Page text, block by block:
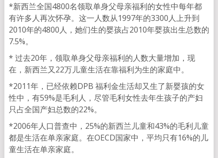
*新西兰全国4800名领取单身父母亲福利的女性中每年都
有许多人再次怀孕。这一人数从1997年的3300人上升到
2010年的4800人，她们生的婴孩占2010年婴孩出生总数的
7.5%。
* 过去20年，领取单身父母亲福利的人数大量增加，现
在，新西兰又22万儿童生活在靠福利为生的家庭中。
*2011年，已经依赖DPB 福利金生活却又生了新婴孩的女
性中，有59%是毛利人，尽管毛利女性去年生孩子的产妇
只占全国产妇总数的22%。
*2006年人口普查中，25%的新西兰儿童和43%的毛利儿童
都是生活在单亲家庭。在OECD国家中，平均只有16%的儿
童生活在单亲家庭。